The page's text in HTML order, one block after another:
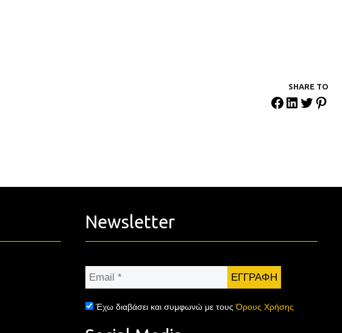
SHARE ΤΟ
Newsletter
Email
Έχω διαβάσει και συμφωνώ με τουςΌρους Χρήσης